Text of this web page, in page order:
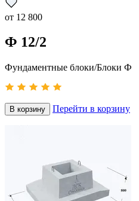
от 12 800
Ф 12/2
Фундаментные блоки/Блоки Ф
В корзину Перейти в корзину